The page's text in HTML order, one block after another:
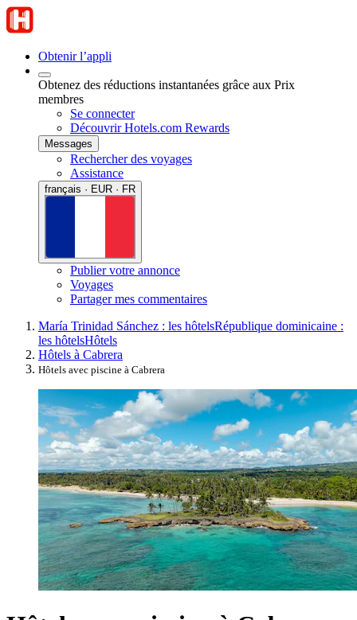
Obtenir l’appli
Obtenez des réductions instantanées grâce aux Prix
membres
Se connecter
Découvrir Hotels.com Rewards
Messages
Rechercher des voyages
Assistance
français · EUR · FR
Publier votre annonce
Voyages
Partager mes commentaires
María Trinidad Sánchez : les hôtelsRépublique dominicaine :
les hôtelsHôtels
Hôtels à Cabrera
Hôtels avec piscine à Cabrera